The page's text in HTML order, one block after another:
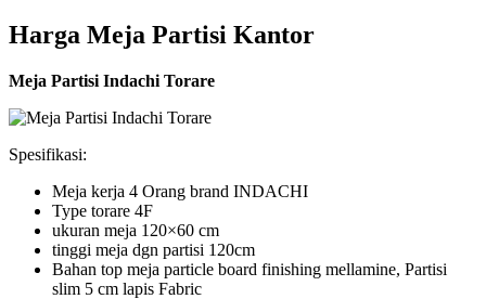
Harga Meja Partisi Kantor
Meja Partisi Indachi Torare
Spesifikasi:
Meja kerja 4 Orang brand INDACHI
Type torare 4F
ukuran meja 120×60 cm
tinggi meja dgn partisi 120cm
Bahan top meja particle board finishing mellamine, Partisi
slim 5 cm lapis Fabric